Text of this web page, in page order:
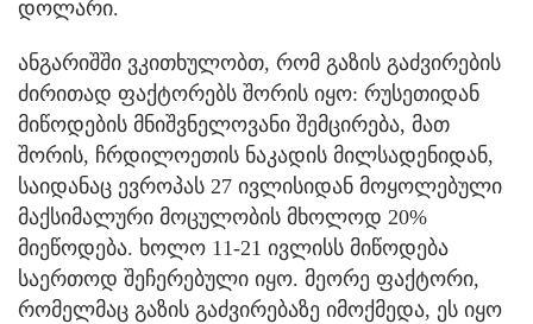
დოლარი.
ანგარიშში ვკითხულობთ, რომ გაზის გაძვირების
ძირითად ფაქტორებს შორის იყო: რუსეთიდან
მიწოდების მნიშვნელოვანი შემცირება, მათ
შორის, ჩრდილოეთის ნაკადის მილსადენიდან,
საიდანაც ევროპას 27 ივლისიდან მოყოლებული
მაქსიმალური მოცულობის მხოლოდ 20%
მიეწოდება. ხოლო 11-21 ივლისს მიწოდება
საერთოდ შეჩერებული იყო. მეორე ფაქტორი,
რომელმაც გაზის გაძვირებაზე იმოქმედა, ეს იყო